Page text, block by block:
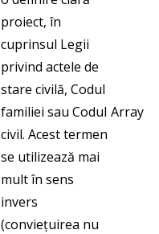
proiect, în
cuprinsul Legii
privind actele de
stare civilă, Codul
familiei sau Codul
civil. Acest termen
se utilizează mai
mult în sens
invers
(conviețuirea nu
Array